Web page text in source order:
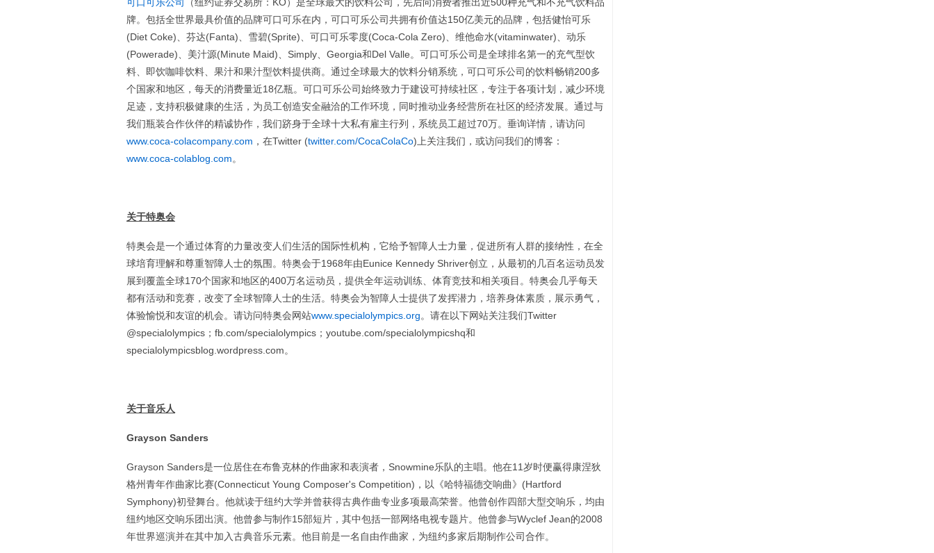
牌。包括全世界最具价值的品牌可口可乐在内，可口可乐公司共拥有价值达150亿美元的品牌，包括健怡可乐
(Diet Coke)、芬达(Fanta)、雪碧(Sprite)、可口可乐零度(Coca-Cola Zero)、维他命水(vitaminwater)、动乐
(Powerade)、美汁源(Minute Maid)、Simply、Georgia和Del Valle。可口可乐公司是全球排名第一的充气型饮
料、即饮咖啡饮料、果汁和果汁型饮料提供商。通过全球最大的饮料分销系统，可口可乐公司的饮料畅销200多
个国家和地区，每天的消费量近18亿瓶。可口可乐公司始终致力于建设可持续社区，专注于各项计划，减少环境
足迹，支持积极健康的生活，为员工创造安全融洽的工作环境，同时推动业务经营所在社区的经济发展。通过与
我们瓶装合作伙伴的精诚协作，我们跻身于全球十大私有雇主行列，系统员工超过70万。垂询详情，请访问
www.coca-colacompany.com ，在Twitter (twitter.com/CocaColaCo)上关注我们，或访问我们的博客：
www.coca-colablog.com。
关于特奥会
特奥会是一个通过体育的力量改变人们生活的国际性机构，它给予智障人士力量，促进所有人群的接纳性，在全
球培育理解和尊重智障人士的氛围。特奥会于1968年由Eunice Kennedy Shriver创立，从最初的几百名运动员发
展到覆盖全球170个国家和地区的400万名运动员，提供全年运动训练、体育竞技和相关项目。特奥会几乎每天
都有活动和竞赛，改变了全球智障人士的生活。特奥会为智障人士提供了发挥潜力，培养身体素质，展示勇气，
体验愉悦和友谊的机会。请访问特奥会网站www.specialolympics.org。请在以下网站关注我们Twitter
@specialolympics；fb.com/specialolympics；youtube.com/specialolympicshq和
specialolympicsblog.wordpress.com。
关于音乐人
Grayson Sanders
Grayson Sanders是一位居住在布鲁克林的作曲家和表演者，Snowmine乐队的主唱。他在11岁时便赢得康涅狄
格州青年作曲家比赛(Connecticut Young Composer's Competition)，以《哈特福德交响曲》(Hartford
Symphony)初登舞台。他就读于纽约大学并曾获得古典作曲专业多项最高荣誉。他曾创作四部大型交响乐，均由
纽约地区交响乐团出演。他曾参与制作15部短片，其中包括一部网络电视专题片。他曾参与Wyclef Jean的2008
年世界巡演并在其中加入古典音乐元素。他目前是一名自由作曲家，为纽约多家后期制作公司合作。